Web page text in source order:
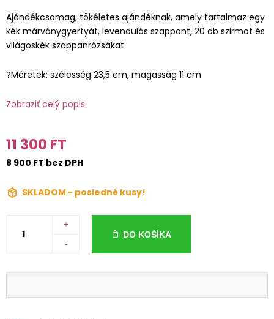
Ajándékcsomag, tökéletes ajándéknak, amely tartalmaz egy
kék márványgyertyát, levendulás szappant, 20 db szirmot és
világoskék szappanrózsákat
?Méretek: szélesség 23,5 cm, magasság 11 cm
Zobraziť celý popis
11 300 FT
8 900 FT bez DPH
SKLADOM - posledné kusy!
+
-
DO KOŠÍKA